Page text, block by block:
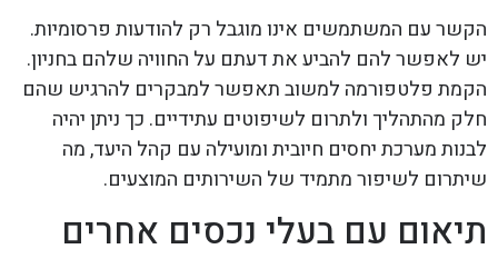
הקשר עם המשתמשים אינו מוגבל רק להודעות פרסומיות.
יש לאפשר להם להביע את דעתם על החוויה שלהם בחניון.
הקמת פלטפורמה למשוב תאפשר למבקרים להרגיש שהם
חלק מהתהליך ולתרום לשיפוטים עתידיים. כך ניתן יהיה
לבנות מערכת יחסים חיובית ומועילה עם קהל היעד, מה
שיתרום לשיפור מתמיד של השירותים המוצעים.
תיאום עם בעלי נכסים אחרים